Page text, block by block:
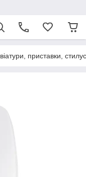
приставки,